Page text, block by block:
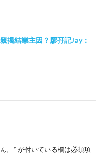
揭結業主因？廖孖記Jay：
。 *が付いている欄は必須項